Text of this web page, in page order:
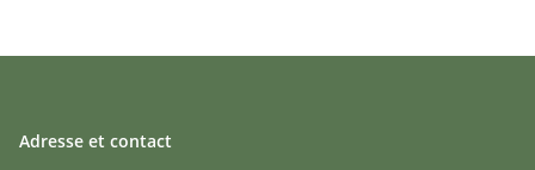
Adresse et contact